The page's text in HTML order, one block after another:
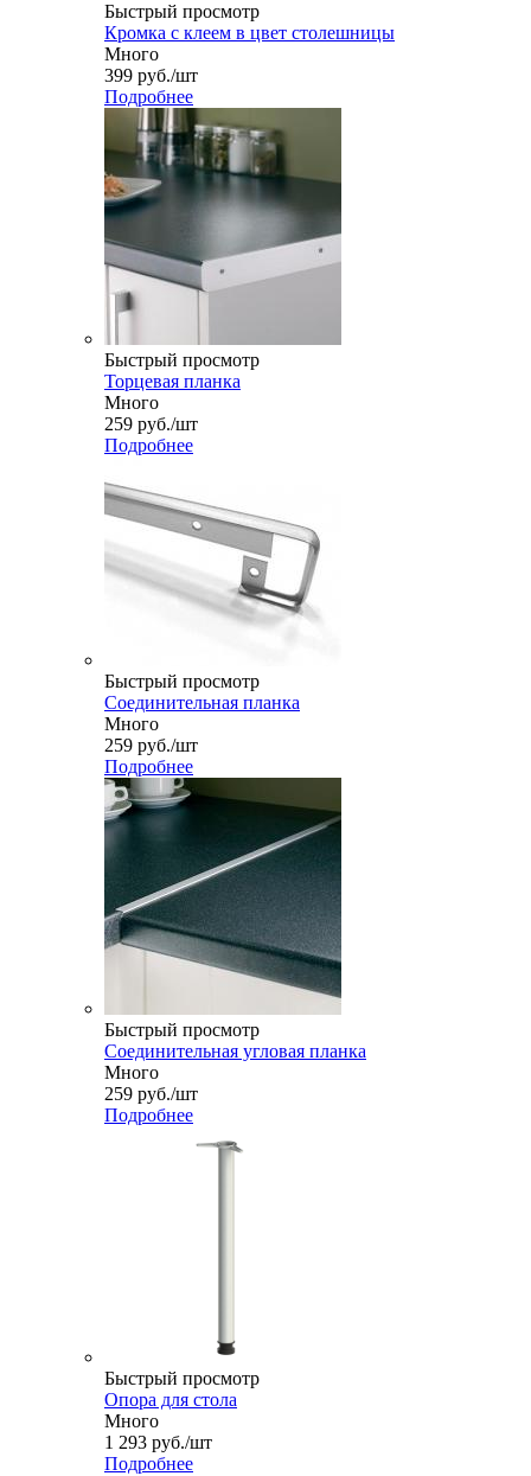
Быстрый просмотр
Кромка с клеем в цвет столешницы
Много
399 руб./шт
Подробнее
Быстрый просмотр
Торцевая планка
Много
259 руб./шт
Подробнее
Быстрый просмотр
Соединительная планка
Много
259 руб./шт
Подробнее
Быстрый просмотр
Соединительная угловая планка
Много
259 руб./шт
Подробнее
Быстрый просмотр
Опора для стола
Много
1 293 руб./шт
Подробнее